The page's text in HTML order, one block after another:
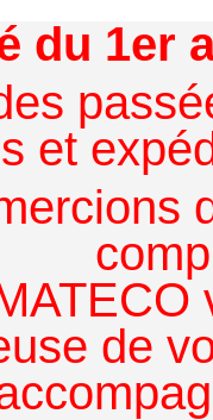
du 1er
et
de